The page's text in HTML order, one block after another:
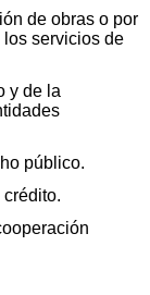
de obras o por
servicios de
y de la
público.